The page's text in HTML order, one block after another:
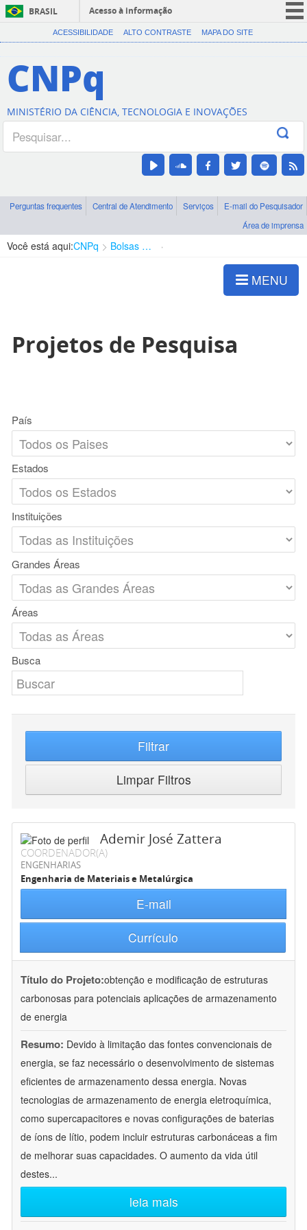
BRASIL
Acesso à informação
CORONAVÍRUS (COVID-19)
Canais
ACESSIBILIDADE ALTO CONTRASTE MAPA DO SITE
CNPq
MINISTÉRIO DA CIÊNCIA, TECNOLOGIA E INOVAÇÕES
Perguntas frequentes Central de Atendimento Serviços
E-mail do Pesquisador
Área de imprensa
Você está aqui:CNPq Bolsas e Auxílios Vigentes
MENU
Projetos de Pesquisa
País
Estados
Instituições
Grandes Áreas
Áreas
Busca
Filtrar
Limpar Filtros
Ademir José Zattera
COORDENADOR(A)
ENGENHARIAS
Engenharia de Materiais e Metalúrgica
E-mail
Currículo
Título do Projeto:obtenção e modificação de estruturas
carbonosas para potenciais aplicações de armazenamento
de energia
Resumo: Devido à limitação das fontes convencionais de
energia, se faz necessário o desenvolvimento de sistemas
eficientes de armazenamento dessa energia. Novas
tecnologias de armazenamento de energia eletroquímica,
como supercapacitores e novas configurações de baterias
de íons de lítio, podem incluir estruturas carbonáceas a fim
de melhorar suas capacidades. O aumento da vida útil
destes...
leia mais